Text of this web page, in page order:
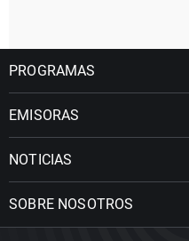
PROGRAMAS
EMISORAS
NOTICIAS
SOBRE NOSOTROS